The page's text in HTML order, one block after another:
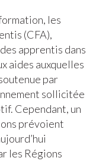
les
(CFA),
apprentis dans
aides auxquelles
par
sollicitée
Cependant, un
prévoient
les Régions